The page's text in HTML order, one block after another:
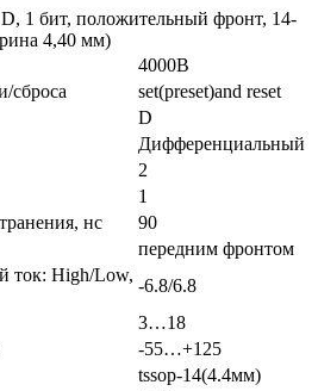
1 бит, положительный фронт, 14-
4,40 мм)
4000B
сброса
set(preset)and reset
D
Дифференциальный
2
1
нс
90
передним фронтом
ток: High/Low,
-6.8/6.8
3…18
-55…+125
tssop-14(4.4мм)